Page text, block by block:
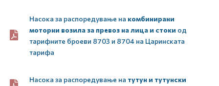
Насока за распоредување на комбинирани
моторни возила за превоз на лица и стоки од
тарифните броеви 8703 и 8704 на Царинската
тарифа
Насока за распоредување на тутун и тутунски